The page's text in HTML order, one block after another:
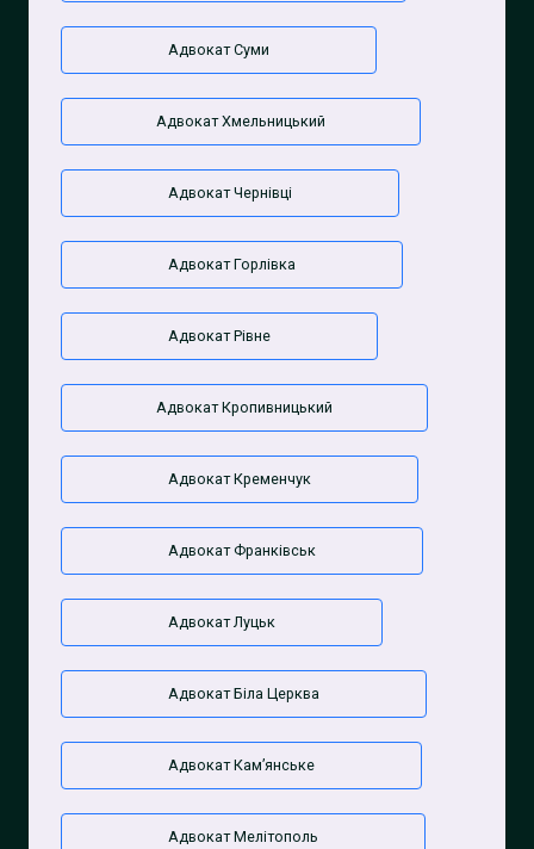
Адвокат Суми
Адвокат Хмельницький
Адвокат Чернівці
Адвокат Горлівка
Адвокат Рівне
Адвокат Кропивницький
Адвокат Кременчук
Адвокат Франківськ
Адвокат Луцьк
Адвокат Біла Церква
Адвокат Камʼянське
Адвокат Мелітополь